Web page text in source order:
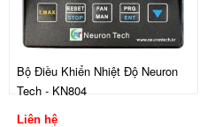
Bộ Điều Khiển Nhiệt Độ Neuron
Tech - KN804
Liên hệ